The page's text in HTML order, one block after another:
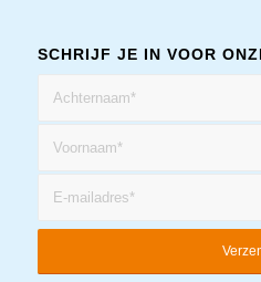
SCHRIJF JE IN VOOR